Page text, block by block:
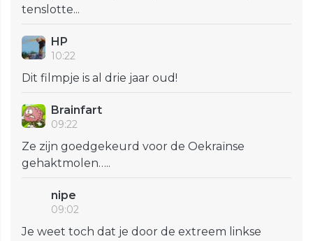
tenslotte...
HP
10:22
Dit filmpje is al drie jaar oud!
Brainfart
09:22
Ze zijn goedgekeurd voor de Oekraïnse
gehaktmolen…..
nipe
09:02
Je weet toch dat je door de extreem linkse